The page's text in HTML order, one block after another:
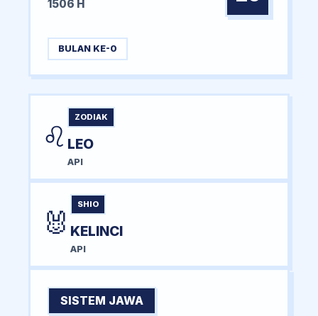
1506 H
BULAN KE-0
♌
ZODIAK
LEO
API
🐰
SHIO
KELINCI
API
SISTEM JAWA